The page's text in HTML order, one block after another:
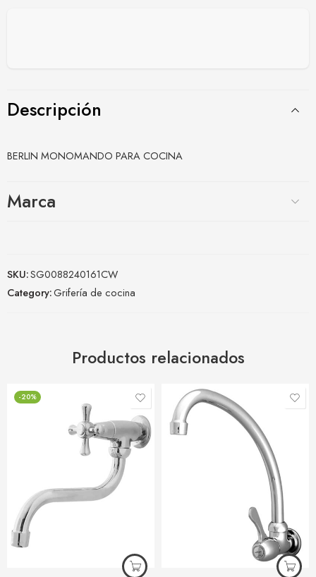
Descripción
BERLIN MONOMANDO PARA COCINA
Marca
SKU:SG0088240161CW
Category:Grifería de cocina
Productos relacionados
-20%